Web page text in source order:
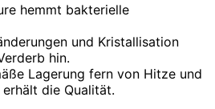
hemmt bakterielle
und Kristallisation
hin.
Lagerung fern von Hitze und
die Qualität.